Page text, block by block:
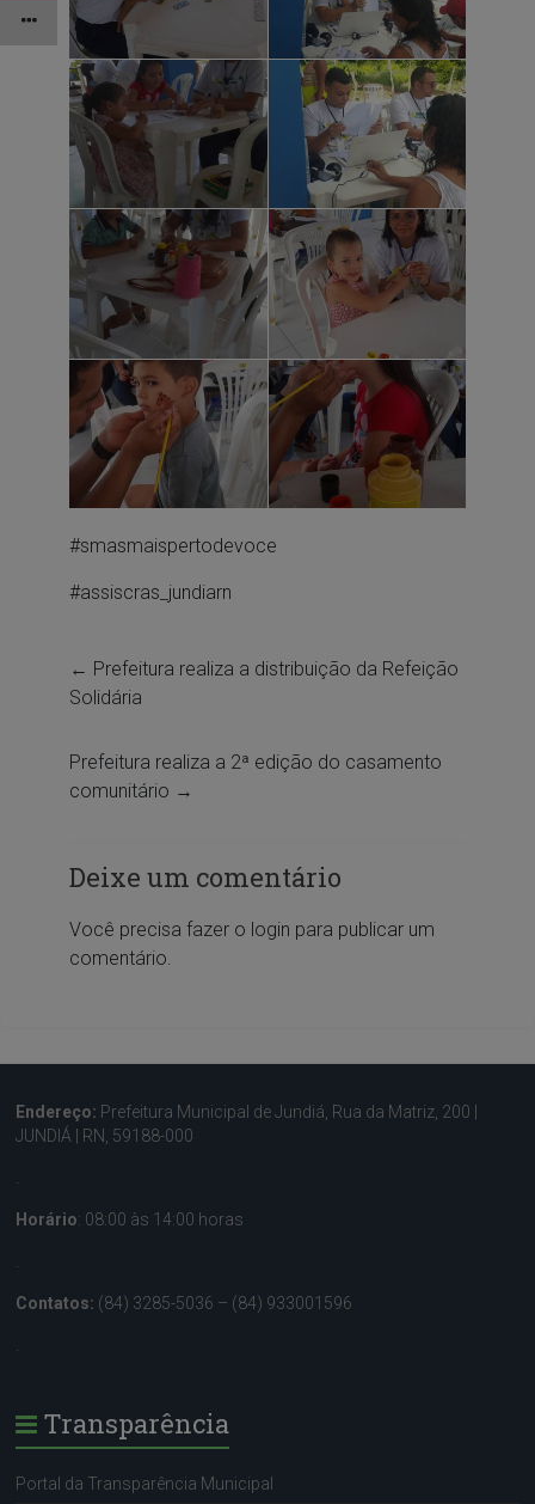
#smasmaispertodevoce
#assiscras_jundiarn
← Prefeitura realiza a distribuição da Refeição
Solidária
Prefeitura realiza a 2ª edição do casamento
comunitário →
Deixe um comentário
Você precisa fazer o login para publicar um
comentário.
Endereço: Prefeitura Municipal de Jundiá, Rua da Matriz, 200 |
JUNDIÁ | RN, 59188-000
Horário: 08:00 às 14:00 horas
Contatos: (84) 3285-5036 – (84) 933001596
Transparência
Portal da Transparência Municipal